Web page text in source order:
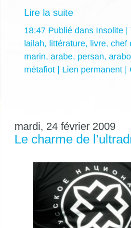
Lire la suite
18:47 Publié dans Insolite |
lailah, littérature, livre, chef
marin, arabe, persan,
métafiot | Lien permanent |
mardi, 24 février 2009
Le charme de